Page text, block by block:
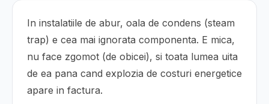
In instalatiile de abur, oala de condens (steam
trap) e cea mai ignorata componenta. E mica,
nu face zgomot (de obicei), si toata lumea uita
de ea pana cand explozia de costuri energetice
apare in factura.